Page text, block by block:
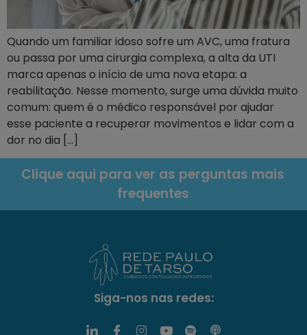
Quando um familiar idoso sofre um AVC, uma fratura
ou passa por uma cirurgia complexa, a alta da UTI
marca apenas o início de uma nova etapa: a
reabilitação. Nesse momento, surge uma dúvida muito
comum: quem é o médico responsável por ajudar
esse paciente a recuperar movimentos e lidar com a
dor no dia […]
Clique aqui para ver as perguntas mais
frequentes
Siga-nos nas redes: